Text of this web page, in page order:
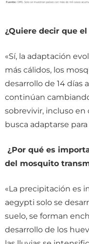
¿Quiere decir que
«Sí, la adaptación
más cálidos, los
desarrollo de 14 días
continúan
sobrevivir, incluso en
busca adaptarse
¿Por qué es
del mosquito
«La precipitación es
aegypti solo se
suelo, se forman
desarrollo de los